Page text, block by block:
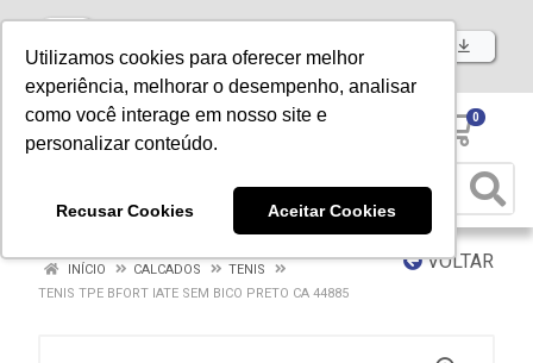
Utilizamos cookies para oferecer melhor
experiência, melhorar o desempenho, analisar
como você interage em nosso site e
personalizar conteúdo.
Recusar Cookies Aceitar Cookies
Baixe já nosso APP
0
VOLTAR
INÍCIO CALCADOS
TENIS
TENIS TPE BFORT IATE SEM BICO PRETO CA 44885